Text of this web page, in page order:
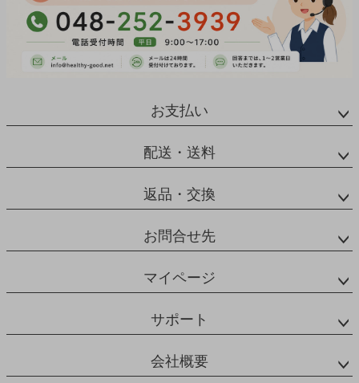
お支払い
配送・送料
返品・交換
お問合せ先
マイページ
サポート
会社概要